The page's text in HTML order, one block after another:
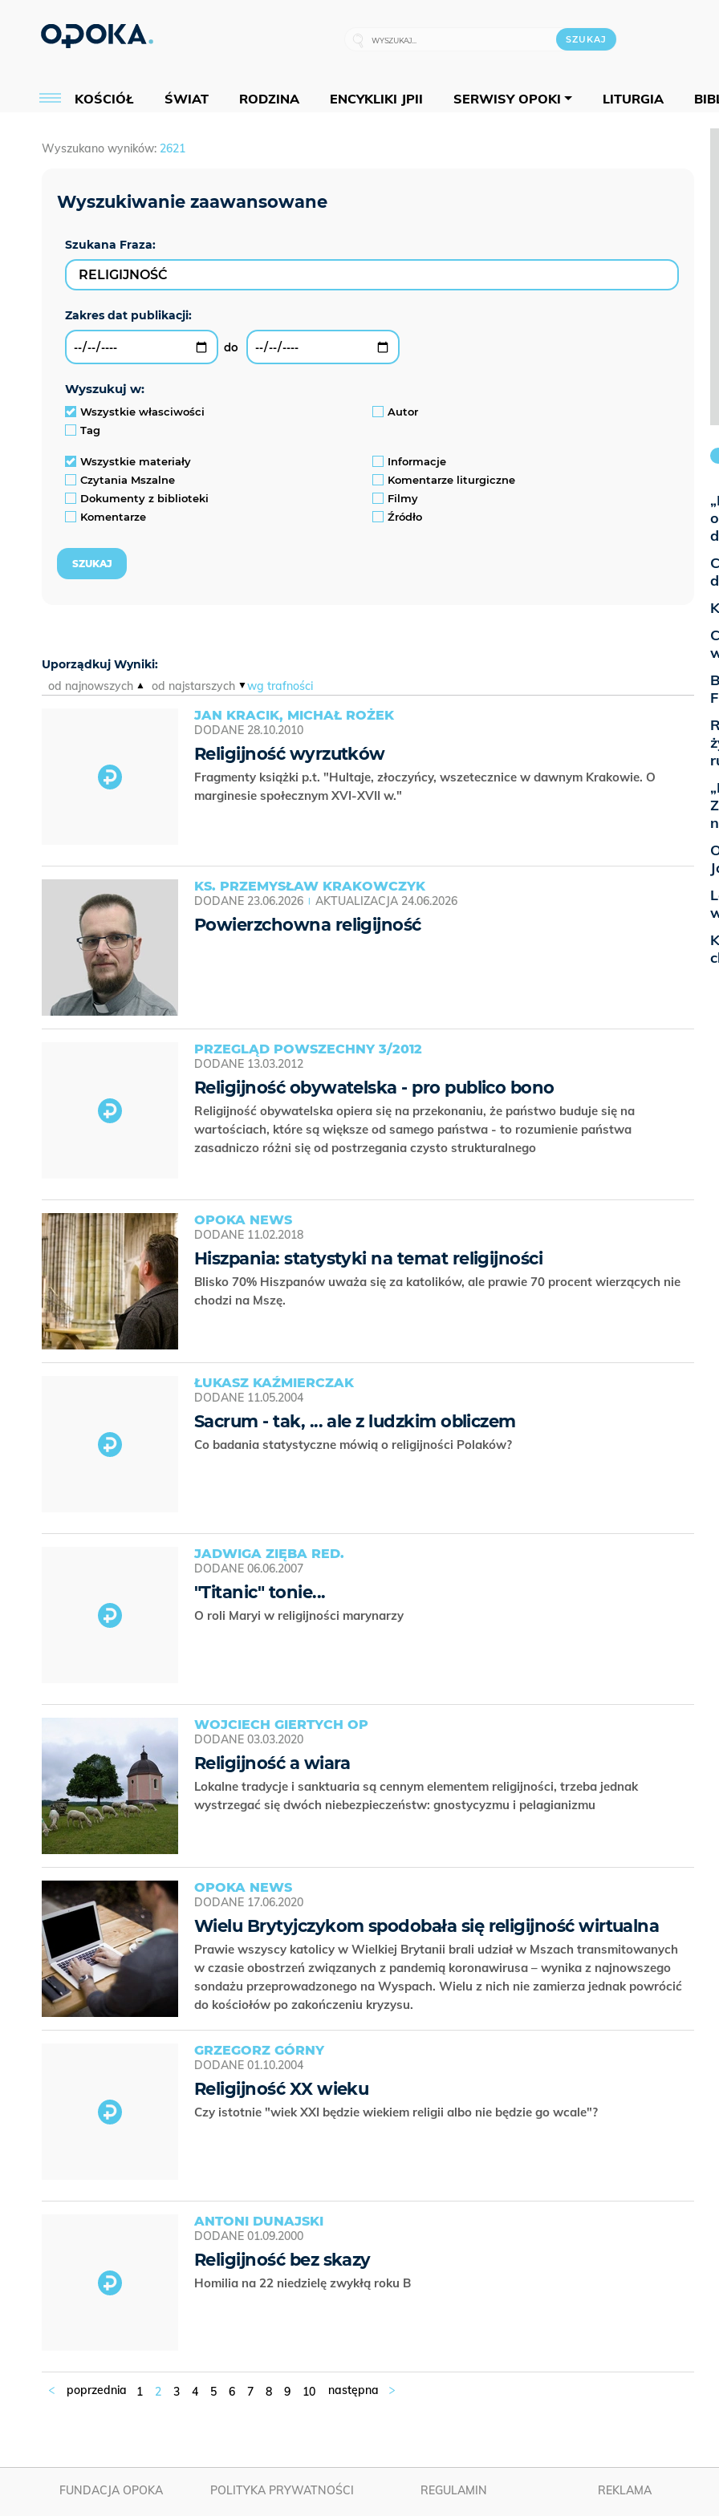
KOŚCIÓŁ ŚWIAT RODZINA ENCYKLIKI JPII SERWISY OPOKI LITURGIA
Wyszukano wyników: 2621
Szukana Fraza:
wyszukuj w:
Wszystkie własciwości
Autor
Tag
Wszystkie materiały
Informacje
Czytania Mszalne
Komentarze liturgiczne
Dokumenty z biblioteki
Filmy
Komentarze
Źródło
Uporządkuj Wyniki:
od najnowszych
od najstarszych wg trafności
JAN KRACIK, MICHAŁ ROŻEK
DODANE 28.10.2010
Religijność wyrzutków
Fragmenty książki p.t. "Hultaje, złoczyńcy, wszetecznice w dawnym Krakowie. O
marginesie społecznym XVI-XVII w."
KS. PRZEMYSŁAW KRAKOWCZYK
DODANE 23.06.2026 AKTUALIZACJA 24.06.2026
Powierzchowna religijność
PRZEGLĄD POWSZECHNY 3/2012
DODANE 13.03.2012
Religijność obywatelska - pro publico bono
Religijność obywatelska opiera się na przekonaniu, że państwo buduje się na
wartościach, które są większe od samego państwa - to rozumienie państwa
zasadniczo różni się od postrzegania czysto strukturalnego
OPOKA NEWS
DODANE 11.02.2018
Hiszpania: statystyki na temat religijności
Blisko 70% Hiszpanów uważa się za katolików, ale prawie 70 procent wierzących nie
chodzi na Mszę.
ŁUKASZ KAŹMIERCZAK
DODANE 11.05.2004
Sacrum - tak, ... ale z ludzkim obliczem
Co badania statystyczne mówią o religijności Polaków?
JADWIGA ZIĘBA RED.
DODANE 06.06.2007
"Titanic" tonie...
O roli Maryi w religijności marynarzy
WOJCIECH GIERTYCH OP
DODANE 03.03.2020
Religijność a wiara
Lokalne tradycje i sanktuaria są cennym elementem religijności, trzeba jednak
wystrzegać się dwóch niebezpieczeństw: gnostycyzmu i pelagianizmu
OPOKA NEWS
DODANE 17.06.2020
Wielu Brytyjczykom spodobała się religijność wirtualna
Prawie wszyscy katolicy w Wielkiej Brytanii brali udział w Mszach transmitowanych
w czasie obostrzeń związanych z pandemią koronawirusa – wynika z najnowszego
sondażu przeprowadzonego na Wyspach. Wielu z nich nie zamierza jednak powrócić
do kościołów po zakończeniu kryzysu.
GRZEGORZ GÓRNY
DODANE 01.10.2004
Religijność XX wieku
Czy istotnie "wiek XXI będzie wiekiem religii albo nie będzie go wcale"?
ANTONI DUNAJSKI
DODANE 01.09.2000
Religijność bez skazy
Homilia na 22 niedzielę zwykłą roku B
1 2 3 4 5 6 7 8 9 10
FUNDACJA OPOKA POLITYKA PRYWATNOŚCI REGULAMIN REKLAMA